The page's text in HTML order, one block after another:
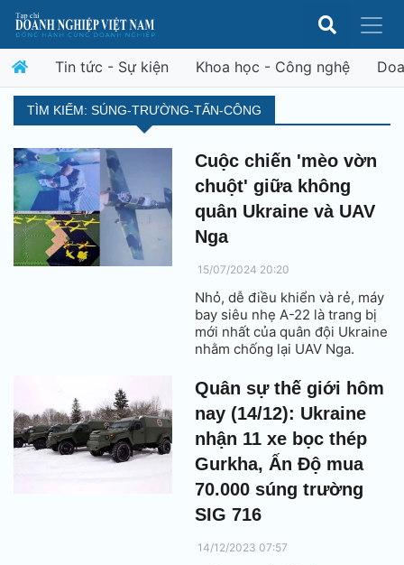
Tin tức - Sự kiện Khoa học - Công nghệ
TÌM KIẾM: SÚNG-TRƯỜNG-TẤN-CÔNG
Cuộc chiến 'mèo vờn
chuột' giữa không
quân Ukraine và UAV
Nga
15/07/2024 20:20
Nhỏ, dễ điều khiển và rẻ, máy
bay siêu nhẹ A-22 là trang bị
mới nhất của quân đội Ukraine
nhằm chống lại UAV Nga.
Quân sự thế giới hôm
nay (14/12): Ukraine
nhận 11 xe bọc thép
Gurkha, Ấn Độ mua
70.000 súng trường
SIG 716
14/12/2023 07:57